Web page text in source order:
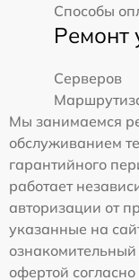
Способы
Ремонт
Серверов
Мы занимаемся
обслуживанием
гарантийного
работает
авторизации от
указанные на
офертой